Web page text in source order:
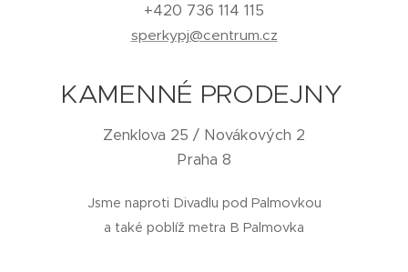
+420 736 114 115
sperkypj@centrum.cz
KAMENNÉ PRODEJNY
Zenklova 25 / Novákových 2
Praha 8
Jsme naproti Divadlu pod Palmovkou
a také poblíž metra B Palmovka